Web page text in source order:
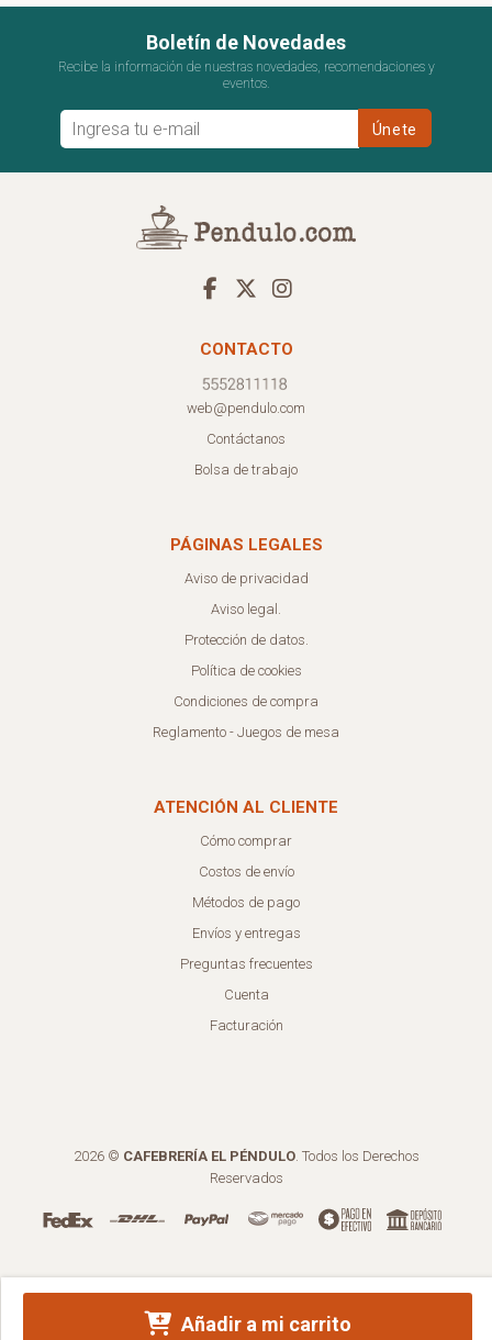
Añadir a mi carrito
Boletín de Novedades
Recibe la información de nuestras novedades, recomendaciones y
eventos.
CONTACTO
web@pendulo.com
Contáctanos
Bolsa de trabajo
PÁGINAS LEGALES
Aviso de privacidad
Aviso legal.
Protección de datos.
Política de cookies
Condiciones de compra
Reglamento - Juegos de mesa
ATENCIÓN AL CLIENTE
Cómo comprar
Costos de envío
Métodos de pago
Envíos y entregas
Preguntas frecuentes
Cuenta
Facturación
2026 © CAFEBRERÍA EL PÉNDULO. Todos los Derechos
Reservados